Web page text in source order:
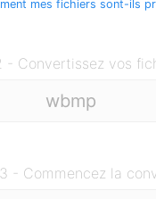
mes fichiers sont-ils
- Convertissez vos
- Commencez la